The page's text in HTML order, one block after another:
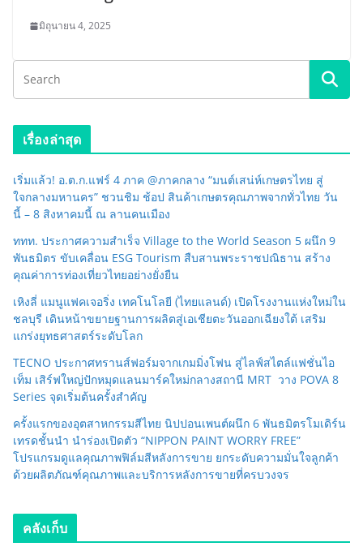
มิถุนายน 4, 2025
เรื่องล่าสุด
เริ่มแล้ว! อ.ต.ก.แฟร์ 4 ภาค @ภาคกลาง “มนต์เสน่ห์เกษตรไทย สู่
ใจกลางมหานคร” ชวนชิม ช้อป สินค้าเกษตรคุณภาพจากทั่วไทย วัน
นี้ – 8 สิงหาคมนี้ ณ ลานคนเมือง
ททท. ประกาศความสำเร็จ Village to the World Season 5 ผนึก 9
พันธมิตร ขับเคลื่อน ESG Tourism สืบสานพระราชปณิธาน สร้าง
คุณค่าการท่องเที่ยวไทยอย่างยั่งยืน
เหิงลี่ แมนูแฟคเจอริ่ง เทคโนโลยี (ไทยแลนด์) เปิดโรงงานแห่งใหม่ใน
ชลบุรี เดินหน้าขยายฐานการผลิตสู่เอเชียตะวันออกเฉียงใต้ เสริม
แกร่งยุทธศาสตร์ระดับโลก
TECNO ประกาศทรานส์ฟอร์มจากเกมมิ่งโฟน สู่ไลฟ์สไตล์แฟชั่นไอ
เท็ม เสิร์ฟใหญ่ปักหมุดแลนมาร์คใหม่กลางสถานี MRT วาง POVA 8
Series จุดเริ่มต้นครั้งสำคัญ
ครั้งแรกของอุตสาหกรรมสีไทย นิปปอนเพนต์ผนึก 6 พันธมิตรโมเดิร์น
เทรดชั้นนำ นำร่องเปิดตัว “NIPPON PAINT WORRY FREE”
โปรแกรมดูแลคุณภาพฟิล์มสีหลังการขาย ยกระดับความมั่นใจลูกค้า
ด้วยผลิตภัณฑ์คุณภาพและบริการหลังการขายที่ครบวงจร
คลังเก็บ